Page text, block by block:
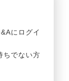
にログイ
ちでない方